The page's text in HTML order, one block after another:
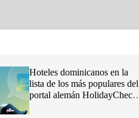
Hoteles dominicanos en la
lista de los más populares del
portal alemán HolidayCheck